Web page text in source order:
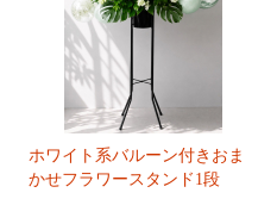
ホワイト系バルーン付きおま
かせフラワースタンド1段